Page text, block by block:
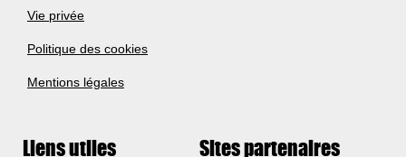
Vie privée
Politique des cookies
Mentions légales
Liens utiles Sites partenaires